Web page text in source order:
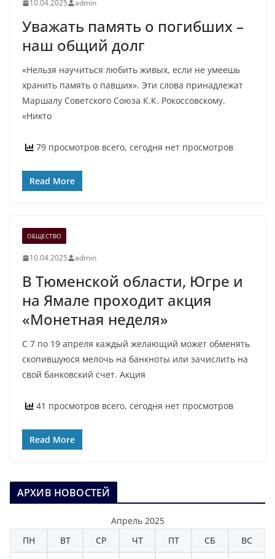
10.04.2025 admin
Уважать память о погибших –
наш общий долг
«Нельзя научиться любить живых, если не умеешь
хранить память о павших». Эти слова принадлежат
Маршалу Советского Союза К.К. Рокоссовскому.
«Никто
79 просмотров всего, сегодня нет просмотров
Read More
ОБЩЕСТВО
10.04.2025 admin
В Тюменской области, Югре и
на Ямале проходит акция
«Монетная неделя»
С 7 по 19 апреля каждый желающий может обменять
скопившуюся мелочь на банкноты или зачислить на
свой банковский счет. Акция
41 просмотров всего, сегодня нет просмотров
Read More
АРХИВ НОВОСТЕЙ
Апрель 2025
ПН
ВТ СР ЧТ ПТ СБ ВС